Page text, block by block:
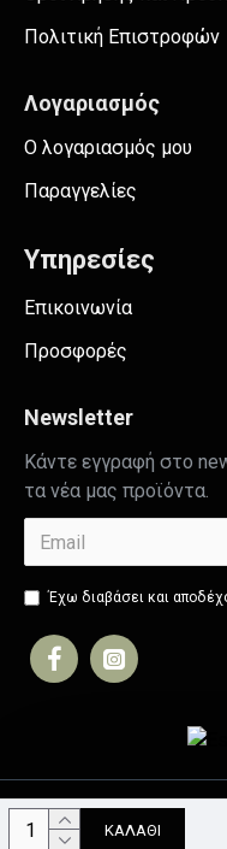
ΚΑΛΆΘΙ
Πολιτική Επιστροφών
Λογαριασμός
Ο λογαριασμός μου
Παραγγελίες
Υπηρεσίες
Επικοινωνία
Προσφορές
Newsletter
Κάντε εγγραφή στο
τα νέα μας προϊόντα.
Έχω διαβάσει και